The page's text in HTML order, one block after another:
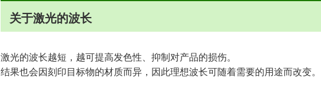
关于激光的波长
激光的波长越短，越可提高发色性、抑制对产品的损伤。
结果也会因刻印目标物的材质而异，因此理想波长可随着需要的用途而改变。